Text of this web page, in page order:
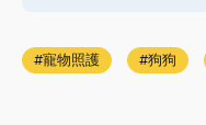
寵物照護 狗狗